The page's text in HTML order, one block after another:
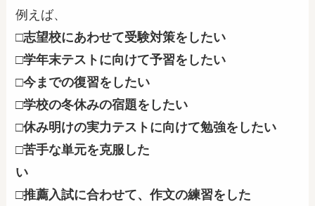
例えば、
□志望校にあわせて受験対策をしたい
□学年末テストに向けて予習をしたい
□今までの復習をしたい
□学校の冬休みの宿題をしたい
□休み明けの実力テストに向けて勉強をしたい
□苦手な単元を克服した
い
□推薦入試に合わせて、作文の練習をした